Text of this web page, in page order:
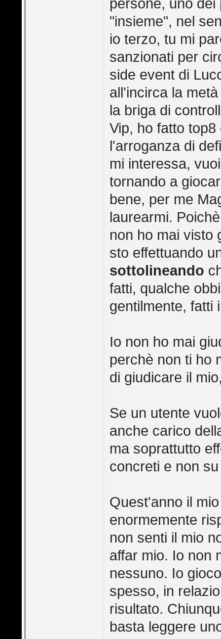
persone, uno
"insieme", nel
io terzo, tu mi
sanzionati per
side event di
all'incirca la
la briga di
Vip, ho fatto
l'arroganza di
mi interessa,
tornando a
bene, per me
laurearmi.
non ho mai visto
sto effettuando
sottolineando
fatti, qualche
gentilmente, fatti
Io non ho mai
perchè non ti ho
di giudicare il
Se un utente
anche carico
ma soprattutto
concreti e non
Quest'anno il
enormemente
non senti il mio
affar mio. Io non
nessuno. Io
spesso, in
risultato.
basta leggere